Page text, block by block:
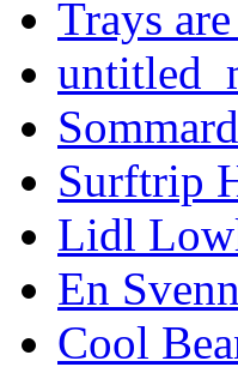
Trays
Surftrip
Lidl
En
Cool